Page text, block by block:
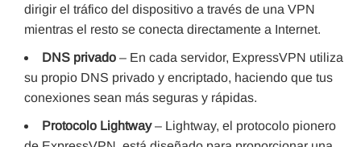
dirigir el tráfico del dispositivo a través de una VPN
mientras el resto se conecta directamente a Internet.
DNS privado – En cada servidor, ExpressVPN utiliza
su propio DNS privado y encriptado, haciendo que tus
conexiones sean más seguras y rápidas.
Protocolo Lightway– Lightway, el protocolo pionero